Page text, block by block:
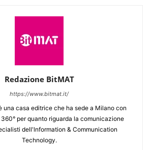
Redazione BitMAT
https://www.bitmat.it/
una casa editrice che ha sede a Milano con
per quanto riguarda la comunicazione
dell'lnformation & Communication
Technology.